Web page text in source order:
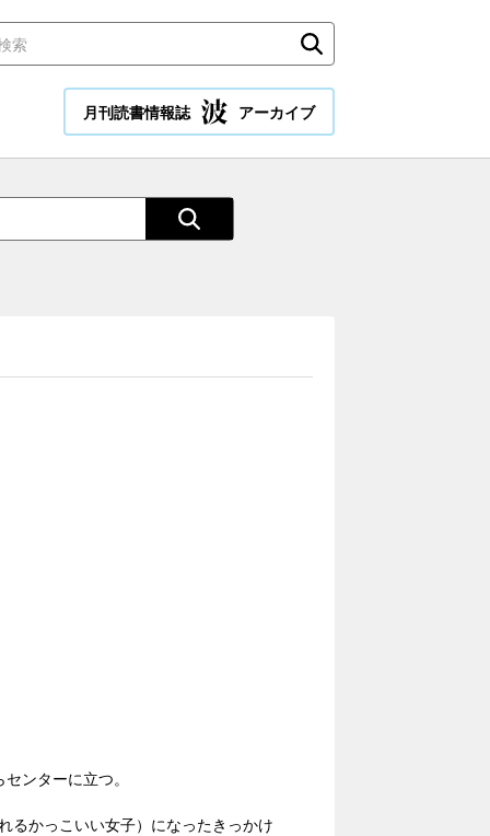
月刊読書情報誌 アーカイブ
ンターに立つ。
るかっこいい女子）になったきっかけ